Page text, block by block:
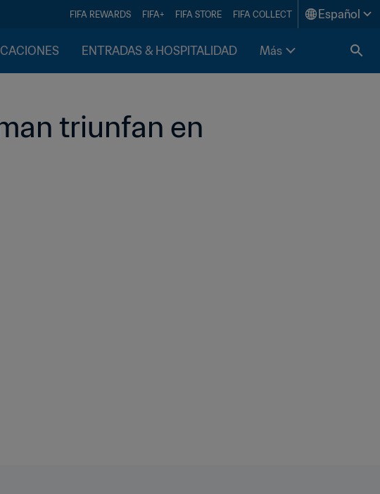
FIFA REWARDS FIFA+ FIFA STORE FIFA COLLECT Español
ENTRADAS & HOSPITALIDAD Más
triunfan en